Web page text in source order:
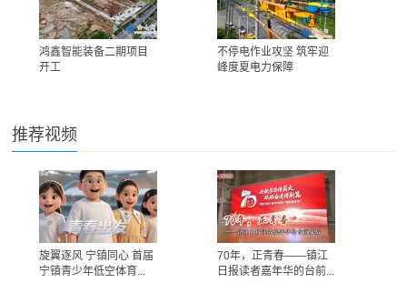
鸿鑫智能装备二期项目
开工
不停电作业攻坚 筑牢迎
峰度夏电力保障
推荐视频
旋翼逐风 宁镇同心 首届
宁镇青少年低空体育...
70年，正青春——镇江
日报读者嘉年华的台前...